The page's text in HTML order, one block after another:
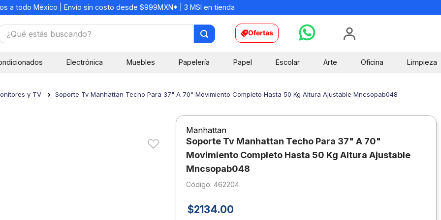
a todo México | Envío sin costo desde $999MXN* | 3 MSI en tienda
estás buscando? Ofertas
Electrónica Muebles Papelería Papel Escolar Arte Oficina Limpieza
y TV Soporte Tv Manhattan Techo Para 37" A 70" Movimiento Completo Hasta 50 Kg Altura Ajustable Mncsopab048
Manhattan
Soporte Tv Manhattan Techo Para 37" A 70"
Movimiento Completo Hasta 50 Kg Altura Ajustable
Mncsopab048
: 462204
$2134.00